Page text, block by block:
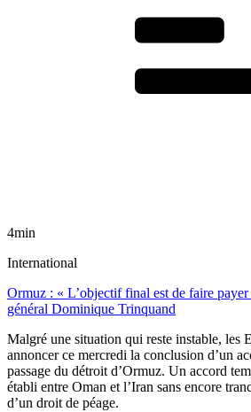
4min
International
Ormuz : « L’objectif final est de faire payer
général Dominique Trinquand
Malgré une situation qui reste instable, les
annoncer ce mercredi la conclusion d’un
passage du détroit d’Ormuz. Un accord
établi entre Oman et l’Iran sans encore
d’un droit de péage.